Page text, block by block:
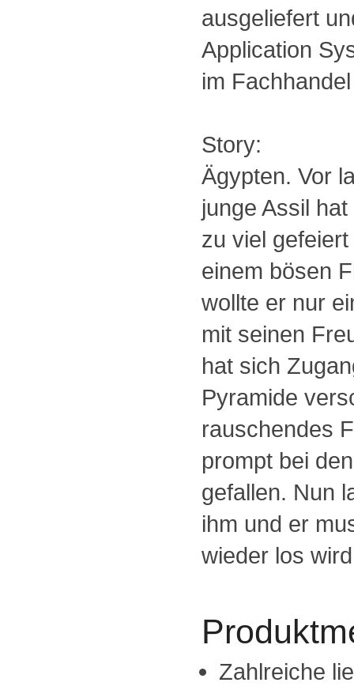
ausgeliefert
Application
im
Story:
Ägypten. Vor
junge Assil
zu viel
einem bösen
wollte er nur
mit seinen
hat sich
Pyramide
rauschendes
prompt bei
gefallen. Nun
ihm und er
wieder los
Zahlreiche